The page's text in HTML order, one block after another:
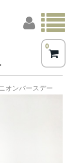
0
オンバースデー